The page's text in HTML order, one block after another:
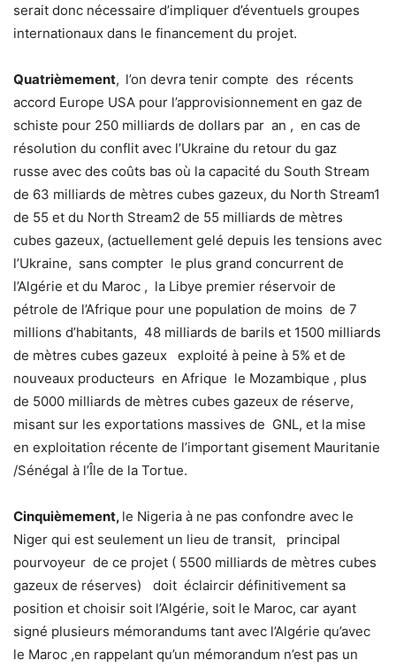
serait donc nécessaire d’impliquer d’éventuels groupes
internationaux dans le financement du projet.
Quatrièmement, l’on devra tenir compte des récents
accord Europe USA pour l’approvisionnement en gaz de
schiste pour 250 milliards de dollars par an , en cas de
résolution du conflit avec l’Ukraine du retour du gaz
russe avec des coûts bas où la capacité du South Stream
de 63 milliards de mètres cubes gazeux, du North Stream1
de 55 et du North Stream2 de 55 milliards de mètres
cubes gazeux, (actuellement gelé depuis les tensions avec
l’Ukraine, sans compter le plus grand concurrent de
l’Algérie et du Maroc , la Libye premier réservoir de
pétrole de l’Afrique pour une population de moins de 7
millions d’habitants, 48 milliards de barils et 1500 milliards
de mètres cubes gazeux exploité à peine à 5% et de
nouveaux producteurs en Afrique le Mozambique , plus
de 5000 milliards de mètres cubes gazeux de réserve,
misant sur les exportations massives de GNL, et la mise
en exploitation récente de l’important gisement Mauritanie
/Sénégal à l’Île de la Tortue.
Cinquièmement, le Nigeria à ne pas confondre avec le
Niger qui est seulement un lieu de transit, principal
pourvoyeur de ce projet ( 5500 milliards de mètres cubes
gazeux de réserves)
doit éclaircir définitivement sa
position et choisir soit l’Algérie, soit le Maroc, car ayant
signé plusieurs mémorandums tant avec l’Algérie qu’avec
le Maroc ,en rappelant qu’un mémorandum n’est pas un